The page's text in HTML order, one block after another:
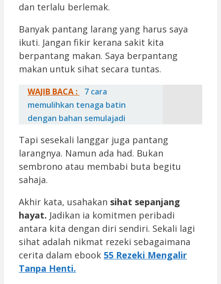
dan terlalu berlemak.
Banyak pantang larang yang harus saya
ikuti. Jangan fikir kerana sakit kita
berpantang makan. Saya berpantang
makan untuk sihat secara tuntas.
WAJIB BACA :
7 cara
memulihkan tenaga batin
dengan bahan semulajadi
Tapi sesekali langgar juga pantang
larangnya. Namun ada had. Bukan
sembrono atau membabi buta begitu
sahaja.
Akhir kata, usahakan sihat sepanjang
hayat. Jadikan ia komitmen peribadi
antara kita dengan diri sendiri. Sekali lagi
sihat adalah nikmat rezeki sebagaimana
cerita dalam ebook 55 Rezeki Mengalir
Tanpa Henti.